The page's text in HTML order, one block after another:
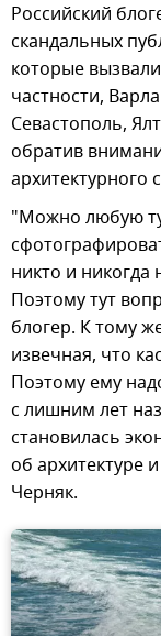
Российский
скандальных
которые
частности,
Севастополь,
обратив
"Можно любую
никто и
Поэтому тут
блогер. К тому
извечная, что
Поэтому ему
с лишним лет
становилась
об архитектуре
Черняк.